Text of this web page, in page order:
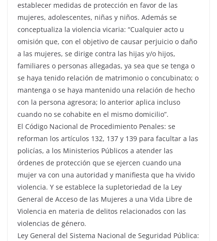
establecer medidas de protección en favor de las
mujeres, adolescentes, niñas y niños. Además se
conceptualiza la violencia vicaria: “Cualquier acto u
omisión que, con el objetivo de causar perjuicio o daño
a las mujeres, se dirige contra las hijas y/o hijos,
familiares o personas allegadas, ya sea que se tenga o
se haya tenido relación de matrimonio o concubinato; o
mantenga o se haya mantenido una relación de hecho
con la persona agresora; lo anterior aplica incluso
cuando no se cohabite en el mismo domicilio”.
El Código Nacional de Procedimiento Penales: se
reforman los artículos 132, 137 y 139 para facultar a las
policías, a los Ministerios Públicos a atender las
órdenes de protección que se ejercen cuando una
mujer va con una autoridad y manifiesta que ha vivido
violencia. Y se establece la supletoriedad de la Ley
General de Acceso de las Mujeres a una Vida Libre de
Violencia en materia de delitos relacionados con las
violencias de género.
Ley General del Sistema Nacional de Seguridad Pública: